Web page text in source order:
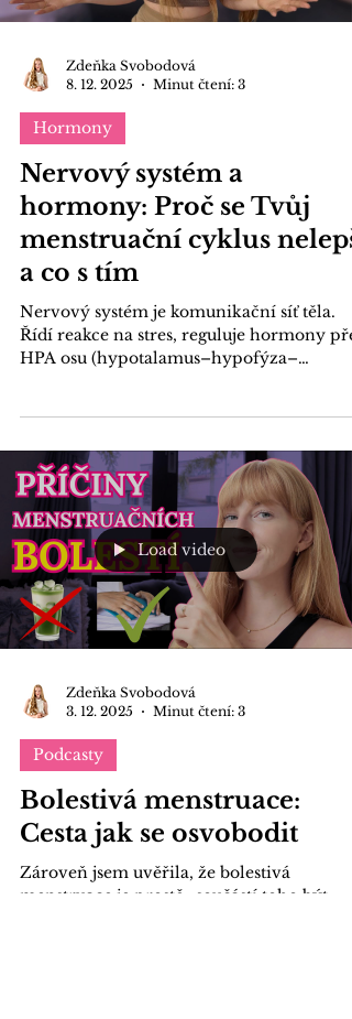
Load video
8. 12. 2025
Minut čtení: 3
Hormony
Nervový systém a
menstruační cyklus
a co s tím
Řídí reakce na stres, reguluje hormony
HPA osu (hypotalamus–hypofýza–
nadledviny) a ovlivňuje doslova každý
orgán.
Load video
3. 12. 2025
Minut čtení: 3
Podcasty
Bolestivá menstruace: